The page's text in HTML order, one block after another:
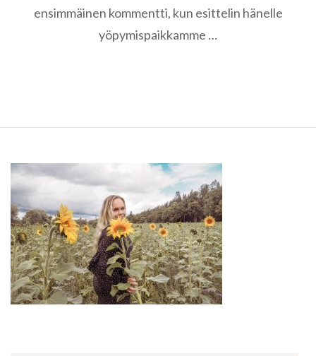
yö
pallokorsussa
ensimmäinen kommentti, kun esittelin hänelle
yöpymispaikkamme …